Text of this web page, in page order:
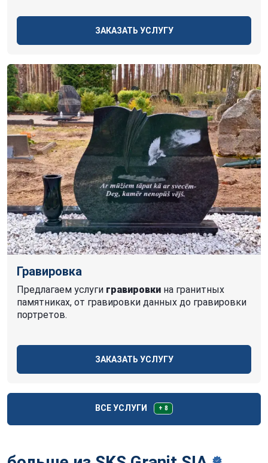
ЗАКАЗАТЬ УСЛУГУ
Гравировка
Предлагаем услуги гравировки на гранитных
памятниках, от гравировки данных до гравировки
портретов.
ЗАКАЗАТЬ УСЛУГУ
ВСЕ УСЛУГИ + 8